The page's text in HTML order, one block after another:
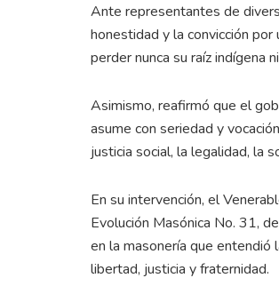
Ante representantes de
honestidad y la convicción
perder nunca su raíz indígena
Asimismo, reafirmó que el
asume con seriedad y
justicia social, la legalidad, la
En su intervención, el
Evolución Masónica No. 31,
en la masonería que entendió
libertad, justicia y fraternidad.